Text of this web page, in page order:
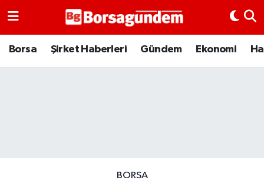
Borsa Şirket Haberleri Gündem Ekonomi
BORSA
Borsa